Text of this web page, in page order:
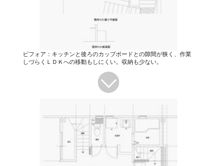
ビフォア：キッチンと後ろのカップボードとの隙間が狭く、作業
しづらくＬＤＫへの移動もしにくい。収納も少ない。